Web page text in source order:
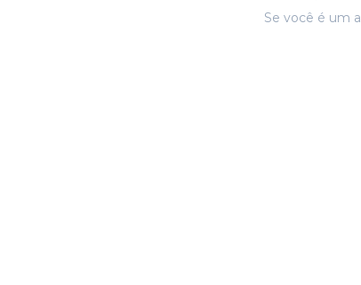
Se você é um